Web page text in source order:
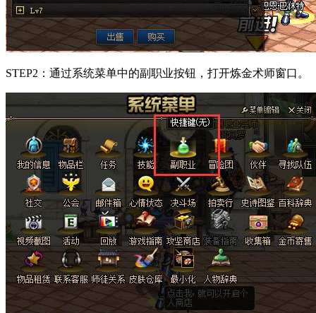
STEP2：通过系统菜单中的副职业按钮，打开炼金术师窗口。